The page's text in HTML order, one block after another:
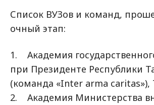
Список ВУЗов и команд,
очный этап:
1. Академия
при Президенте Республики
(команда «Inter arma caritas»),
2. Академия Министерства